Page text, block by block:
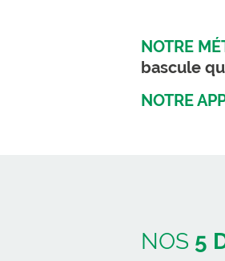
NOTRE
bascule
NOTRE
NOS 5